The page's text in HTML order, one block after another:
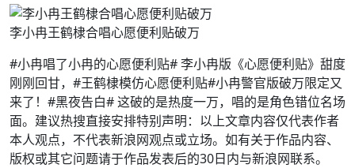
李小冉王鹤棣合唱心愿便利贴破万
#小冉唱了小冉的心愿便利贴# 李小冉版《心愿便利贴》甜度
刚刚回甘，#王鹤棣模仿心愿便利贴#小冉警官版破万限定又
来了！#黑夜告白# 这破的是热度一万，唱的是角色错位名场
面。建议热搜直接安排特别声明：以上文章内容仅代表作者
本人观点，不代表新浪网观点或立场。如有关于作品内容、
版权或其它问题请于作品发表后的30日内与新浪网联系。